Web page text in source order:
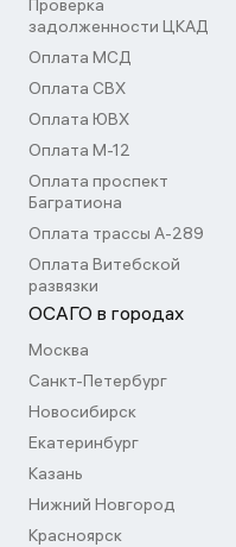
Проверка
задолженности ЦКАД
Оплата МСД
Оплата СВХ
Оплата ЮВХ
Оплата М-12
Оплата проспект
Багратиона
Оплата трассы А-289
Оплата Витебской
развязки
ОСАГО в городах
Москва
Санкт-Петербург
Новосибирск
Екатеринбург
Казань
Нижний Новгород
Красноярск